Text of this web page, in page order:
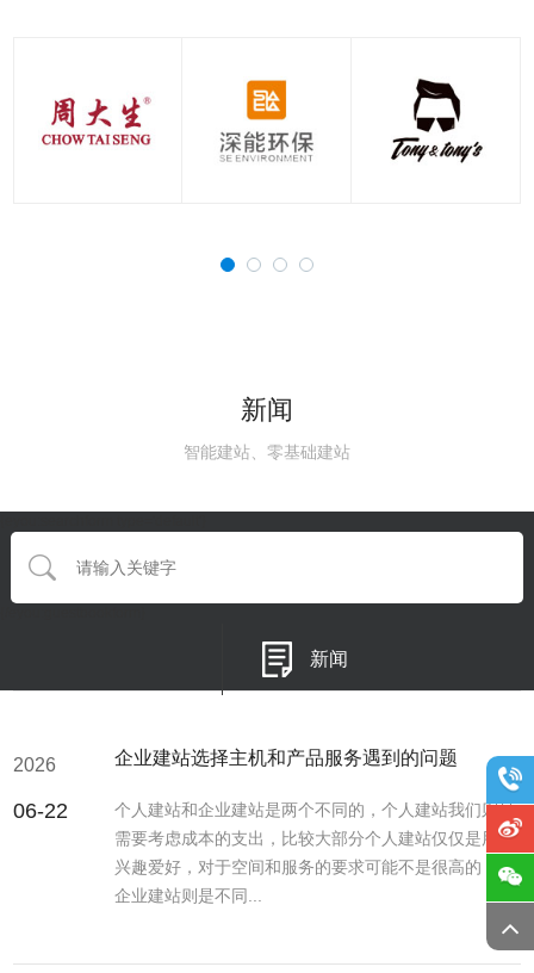
新闻
智能建站、零基础建站
新闻
2026
06-22
企业建站选择主机和产品服务遇到的问题
个人建站和企业建站是两个不同的，个人建站我们则是
需要考虑成本的支出，比较大部分个人建站仅仅是用于
兴趣爱好，对于空间和服务的要求可能不是很高的，而
企业建站则是不同...